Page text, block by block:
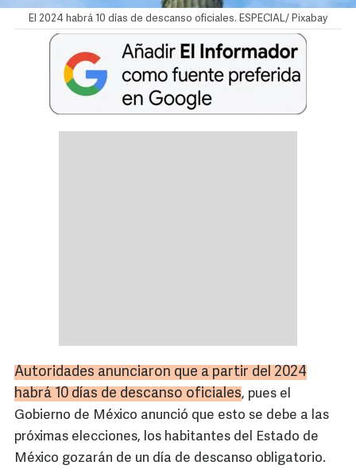
El 2024 habrá 10 días de descanso oficiales. ESPECIAL/ Pixabay
Autoridades anunciaron que a partir del 2024
habrá 10 días de descanso oficiales, pues el
Gobierno de México anunció que esto se debe a las
próximas elecciones, los habitantes del Estado de
México gozarán de un día de descanso obligatorio.